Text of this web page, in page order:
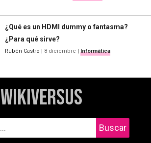
¿Qué es un HDMI dummy o fantasma?
¿Para qué sirve?
Rubén Castro | 8 diciembre | Informática
WikiVersus
Buscar